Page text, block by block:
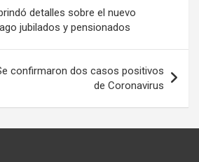
detalles sobre el nuevo
jubilados y pensionados
confirmaron dos casos positivos
de Coronavirus